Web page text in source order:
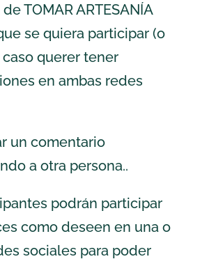
TOMAR ARTESANÍA
se quiera participar (o
querer tener
en ambas redes
un comentario
a otra persona..
podrán participar
como deseen en una o
sociales para poder